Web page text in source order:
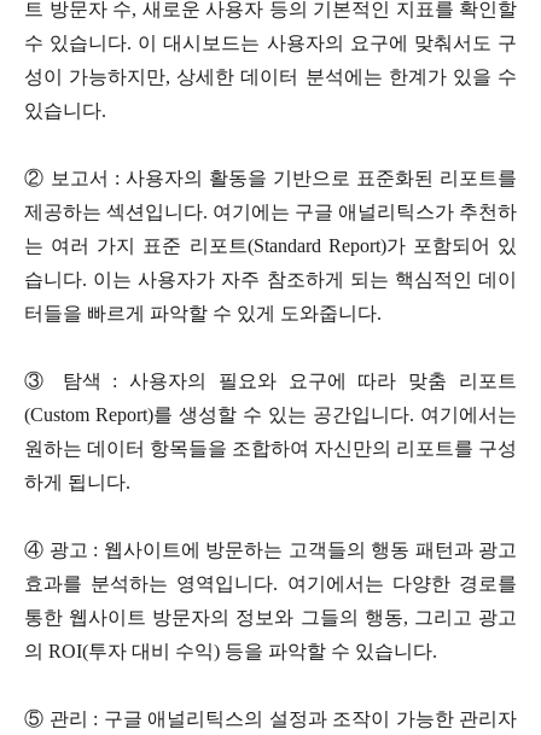
트 방문자 수, 새로운 사용자 등의 기본적인 지표를 확인할
수 있습니다. 이 대시보드는 사용자의 요구에 맞춰서도 구
성이 가능하지만, 상세한 데이터 분석에는 한계가 있을 수
있습니다.
② 보고서 : 사용자의 활동을 기반으로 표준화된 리포트를
제공하는 섹션입니다. 여기에는 구글 애널리틱스가 추천하
는 여러 가지 표준 리포트(Standard Report)가 포함되어 있
습니다. 이는 사용자가 자주 참조하게 되는 핵심적인 데이
터들을 빠르게 파악할 수 있게 도와줍니다.
③ 탐색 : 사용자의 필요와 요구에 따라 맞춤 리포트
(Custom Report)를 생성할 수 있는 공간입니다. 여기에서는
원하는 데이터 항목들을 조합하여 자신만의 리포트를 구성
하게 됩니다.
④ 광고 : 웹사이트에 방문하는 고객들의 행동 패턴과 광고
효과를 분석하는 영역입니다. 여기에서는 다양한 경로를
통한 웹사이트 방문자의 정보와 그들의 행동, 그리고 광고
의 ROI(투자 대비 수익) 등을 파악할 수 있습니다.
⑤ 관리 : 구글 애널리틱스의 설정과 조작이 가능한 관리자